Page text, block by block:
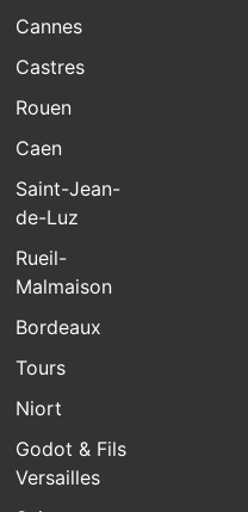
Cannes
Castres
Rouen
Caen
Saint-Jean-
de-Luz
Rueil-
Malmaison
Bordeaux
Tours
Niort
Godot & Fils
Versailles